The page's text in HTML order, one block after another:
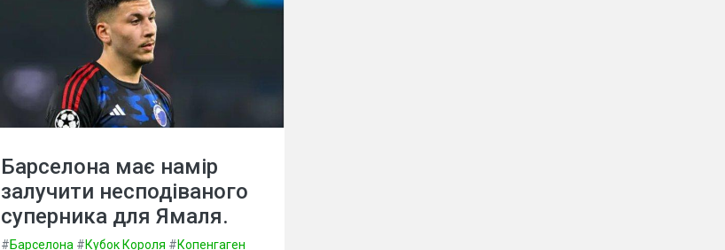
Барселона має намір
залучити несподіваного
суперника для Ямаля.
#Барселона #Кубок Короля #Копенгаген